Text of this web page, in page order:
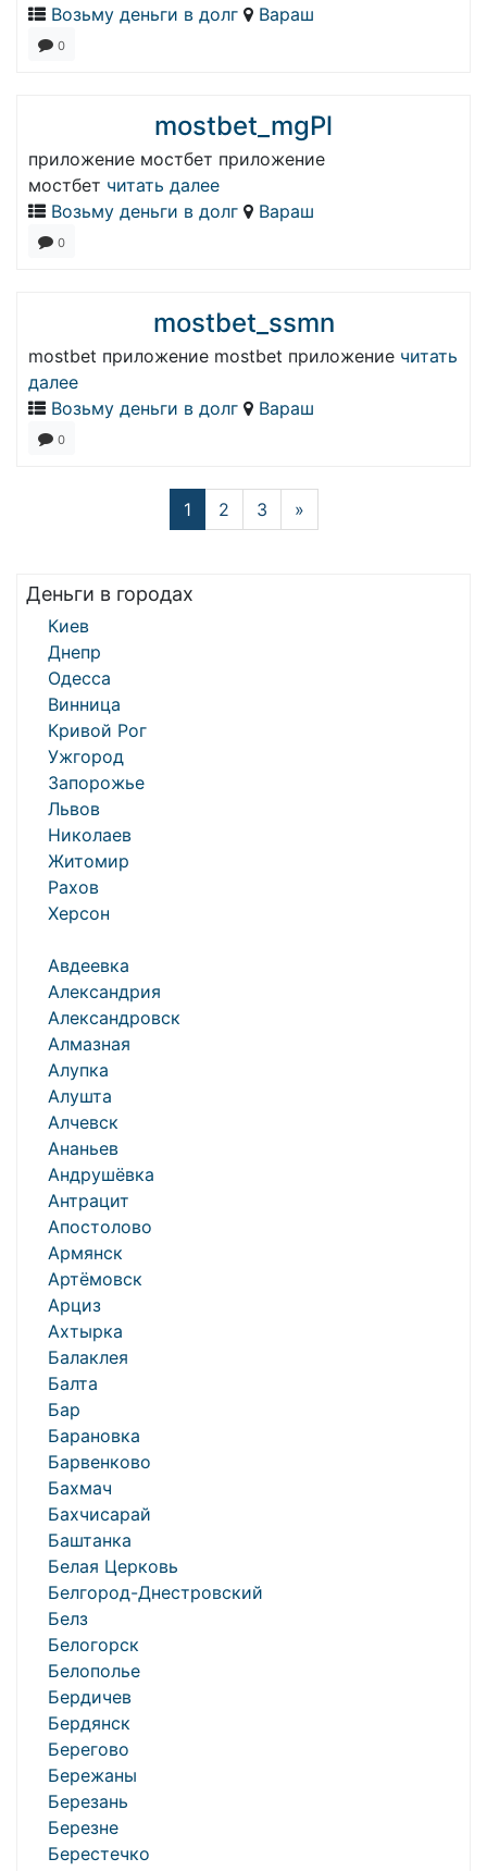
Возьму деньги в долг
Вараш
0
mostbet_mgPl
приложение мостбет приложение
мостбет читать далее
Возьму деньги в долг
Вараш
0
mostbet_ssmn
mostbet приложение mostbet приложение читать
далее
Возьму деньги в долг
Вараш
0
1 2 3 »
Деньги в городах
Киев
Днепр
Одесса
Винница
Кривой Рог
Ужгород
Запорожье
Львов
Николаев
Житомир
Рахов
Херсон
Авдеевка
Александрия
Александровск
Алмазная
Алупка
Алушта
Алчевск
Ананьев
Андрушёвка
Антрацит
Апостолово
Армянск
Артёмовск
Арциз
Ахтырка
Балаклея
Балта
Бар
Барановка
Барвенково
Бахмач
Бахчисарай
Баштанка
Белая Церковь
Белгород-Днестровский
Белз
Белогорск
Белополье
Бердичев
Бердянск
Берегово
Бережаны
Березань
Березне
Берестечко